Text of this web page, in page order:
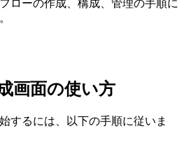
ローの作成、構成、管理の手順に
画面の使い方
するには、以下の手順に従いま